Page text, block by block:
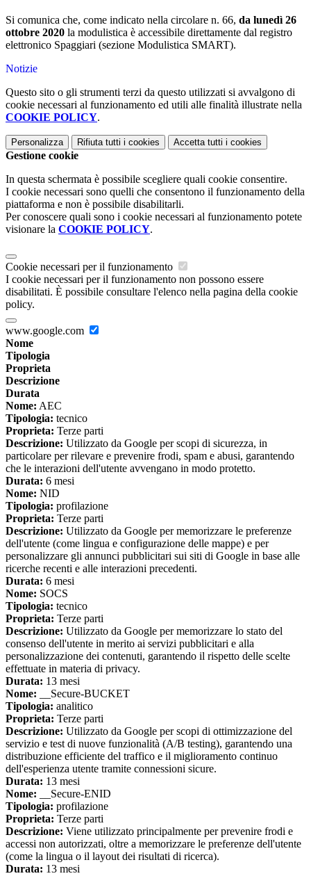
Si comunica che, come indicato nella circolare n. 66, da lunedì 26
ottobre 2020 la modulistica è accessibile direttamente dal registro
elettronico Spaggiari (sezione Modulistica SMART).
Notizie
Questo sito o gli strumenti terzi da questo utilizzati si avvalgono di
cookie necessari al funzionamento ed utili alle finalità illustrate nella
COOKIE POLICY.
Personalizza Rifiuta tutti i cookies Accetta tutti i cookies
Gestione cookie
In questa schermata è possibile scegliere quali cookie consentire.
I cookie necessari sono quelli che consentono il funzionamento della
piattaforma e non è possibile disabilitarli.
Per conoscere quali sono i cookie necessari al funzionamento potete
visionare la COOKIE POLICY.
Cookie necessari per il funzionamento
I cookie necessari per il funzionamento non possono essere
disabilitati. È possibile consultare l'elenco nella pagina della cookie
policy.
www.google.com
Nome
Tipologia
Proprieta
Descrizione
Durata
Nome: AEC
Tipologia: tecnico
Proprieta: Terze parti
Descrizione: Utilizzato da Google per scopi di sicurezza, in
particolare per rilevare e prevenire frodi, spam e abusi, garantendo
che le interazioni dell'utente avvengano in modo protetto.
Durata: 6 mesi
Nome: NID
Tipologia: profilazione
Proprieta: Terze parti
Descrizione: Utilizzato da Google per memorizzare le preferenze
dell'utente (come lingua e configurazione delle mappe) e per
personalizzare gli annunci pubblicitari sui siti di Google in base alle
ricerche recenti e alle interazioni precedenti.
Durata: 6 mesi
Nome: SOCS
Tipologia: tecnico
Proprieta: Terze parti
Descrizione: Utilizzato da Google per memorizzare lo stato del
consenso dell'utente in merito ai servizi pubblicitari e alla
personalizzazione dei contenuti, garantendo il rispetto delle scelte
effettuate in materia di privacy.
Durata: 13 mesi
Nome: __Secure-BUCKET
Tipologia: analitico
Proprieta: Terze parti
Descrizione: Utilizzato da Google per scopi di ottimizzazione del
servizio e test di nuove funzionalità (A/B testing), garantendo una
distribuzione efficiente del traffico e il miglioramento continuo
dell'esperienza utente tramite connessioni sicure.
Durata: 13 mesi
Nome: __Secure-ENID
Tipologia: profilazione
Proprieta: Terze parti
Descrizione: Viene utilizzato principalmente per prevenire frodi e
accessi non autorizzati, oltre a memorizzare le preferenze dell'utente
(come la lingua o il layout dei risultati di ricerca).
Durata: 13 mesi